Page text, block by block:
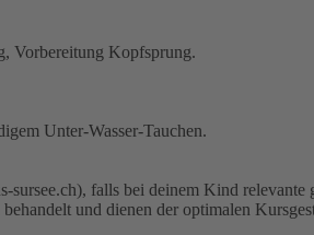
Vorbereitung Kopfsprung.
Unter-Wasser-Tauchen.
falls bei deinem Kind
und dienen der optimalen